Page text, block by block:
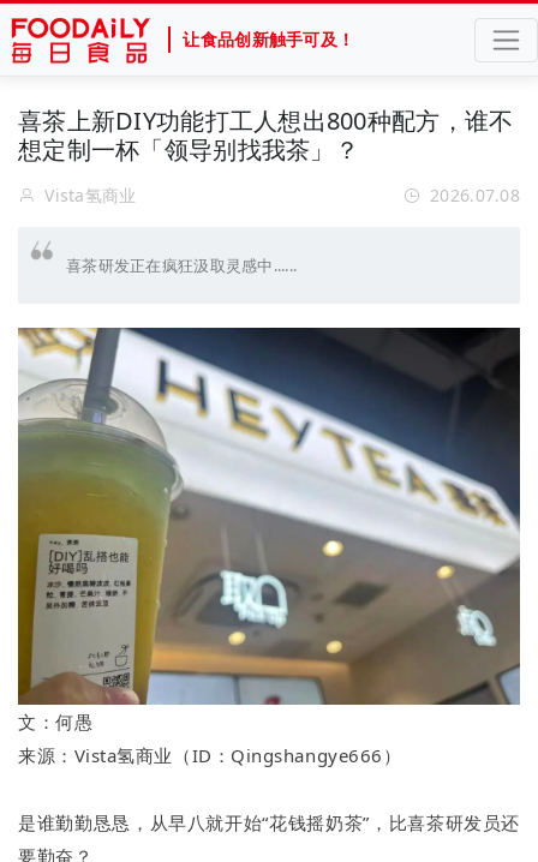
让食品创新触手可及！
喜茶上新DIY功能打工人想出800种配方，谁不
想定制一杯「领导别找我茶」？
Vista氢商业 2026.07.08
喜茶研发正在疯狂汲取灵感中......
文：何愚
来源：Vista氢商业（ID：Qingshangye666）
是谁勤勤恳恳，从早八就开始“花钱摇奶茶”，比喜茶研发员还
要勤奋？